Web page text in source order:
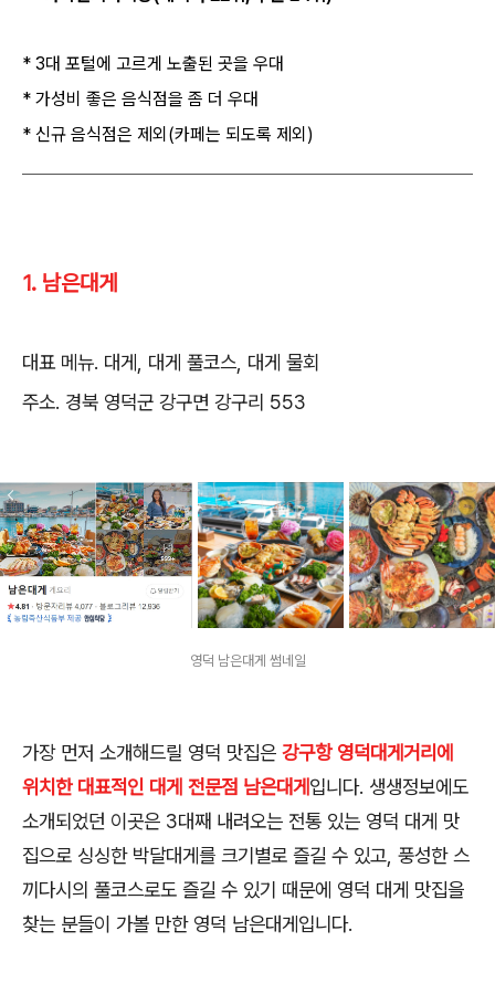
* 3대 포털에 고르게 노출된 곳을 우대
* 가성비 좋은 음식점을 좀 더 우대
* 신규 음식점은 제외(카페는 되도록 제외)
1. 남은대게
대표 메뉴. 대게, 대게 풀코스, 대게 물회
주소. 경북 영덕군 강구면 강구리 553
영덕 남은대게 썸네일
가장 먼저 소개해드릴 영덕 맛집은 강구항 영덕대게거리에
위치한 대표적인 대게 전문점 남은대게입니다. 생생정보에도
소개되었던 이곳은 3대째 내려오는 전통 있는 영덕 대게 맛
집으로 싱싱한 박달대게를 크기별로 즐길 수 있고, 풍성한 스
끼다시의 풀코스로도 즐길 수 있기 때문에 영덕 대게 맛집을
찾는 분들이 가볼 만한 영덕 남은대게입니다.